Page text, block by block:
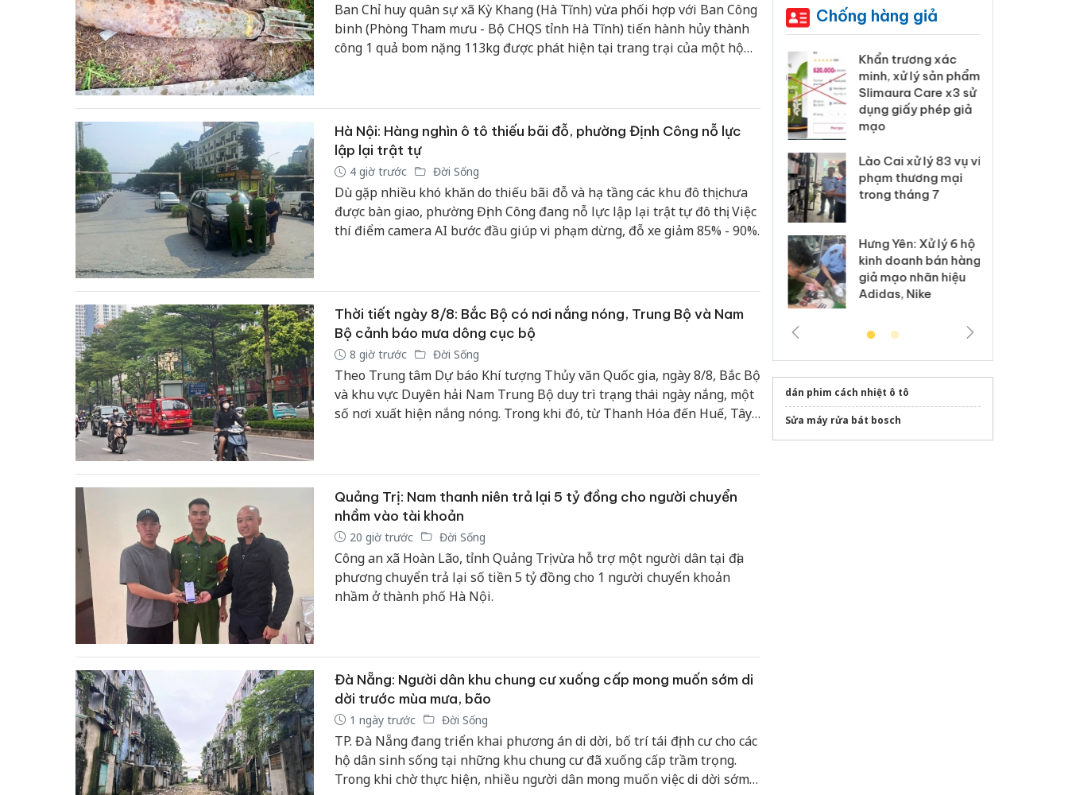
Ban Chỉ huy quân sự xã Kỳ Khang (Hà Tĩnh) vừa phối hợp với Ban Công
binh (Phòng Tham mưu - Bộ CHQS tỉnh Hà Tĩnh) tiến hành hủy thành
công 1 quả bom nặng 113kg được phát hiện tại trang trại của một hộ
Hà Nội: Hàng nghìn ô tô thiếu bãi đỗ, phường Định Công nỗ lực
lập lại trật tự
4 giờ trước Đời Sống
Dù gặp nhiều khó khăn do thiếu bãi đỗ và hạ tầng các khu đô thị chưa
được bàn giao, phường Định Công đang nỗ lực lập lại trật tự đô thị. Việc
thí điểm camera AI bước đầu giúp vi phạm dừng, đỗ xe giảm 85% - 90%.
Thời tiết ngày 8/8: Bắc Bộ có nơi nắng nóng, Trung Bộ và Nam
Bộ cảnh báo mưa dông cục bộ
8 giờ trước Đời Sống
Theo Trung tâm Dự báo Khí tượng Thủy văn Quốc gia, ngày 8/8, Bắc Bộ
và khu vực Duyên hải Nam Trung Bộ duy trì trạng thái ngày nắng, một
số nơi xuất hiện nắng nóng. Trong khi đó, từ Thanh Hóa đến Huế, Tây
Quảng Trị: Nam thanh niên trả lại 5 tỷ đồng cho người chuyển
nhầm vào tài khoản
20 giờ trước Đời Sống
Công an xã Hoàn Lão, tỉnh Quảng Trị vừa hỗ trợ một người dân tại địa
phương chuyển trả lại số tiền 5 tỷ đồng cho 1 người chuyển khoản
nhầm ở thành phố Hà Nội.
Đà Nẵng: Người dân khu chung cư xuống cấp mong muốn sớm di
dời trước mùa mưa, bão
1 ngày trước Đời Sống
TP. Đà Nẵng đang triển khai phương án di dời, bố trí tái định cư cho các
hộ dân sinh sống tại những khu chung cư đã xuống cấp trầm trọng.
Trong khi chờ thực hiện, nhiều người dân mong muốn việc di dời sớm
Chống hàng giả
Cà Mau: Tiêu hủy
bảo vệ môi trường
kinh doanh
án sản xuất, buôn
bán yến sào giả
Moyuum giả
Khẩn trương xác
minh, xử lý sản phẩm
Slimaura Care x3 sử
dụng giấy phép giả
mạo
Lào Cai xử lý 83 vụ vi
phạm thương mại
trong tháng 7
Hưng Yên: Xử lý 6 hộ
kinh doanh bán hàng
giả mạo nhãn hiệu
Adidas, Nike
dán phim cách nhiệt ô tô
Sửa máy rửa bát bosch